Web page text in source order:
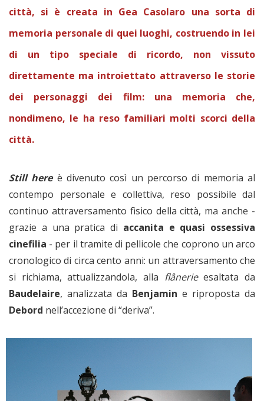
città, si è creata in Gea Casolaro una sorta di
memoria personale di quei luoghi, costruendo in lei
di un tipo speciale di ricordo, non vissuto
direttamente ma introiettato attraverso le storie
dei personaggi dei film: una memoria che,
nondimeno, le ha reso familiari molti scorci della
città.
Still hereè divenuto così un percorso di memoria al
contempo personale e collettiva, reso possibile dal
continuo attraversamento fisico della città, ma anche -
grazie a una pratica di accanita e quasi ossessiva
cinefilia - per il tramite di pellicole che coprono un arco
cronologico di circa cento anni: un attraversamento che
si richiama, attualizzandola, alla flânerieesaltata da
Baudelaire, analizzata da Benjamin e riproposta da
Debord nell’accezione di “deriva”.